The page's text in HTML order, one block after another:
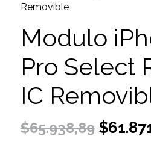
Removible
Modulo
Pro Select
IC
$65.938,89